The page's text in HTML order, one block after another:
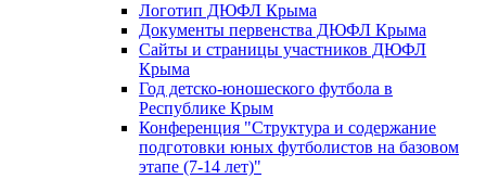
Логотип ДЮФЛ Крыма
Документы первенства ДЮФЛ Крыма
Сайты и страницы участников ДЮФЛ
Крыма
Год детско-юношеского футбола в
Республике Крым
Конференция "Структура и содержание
подготовки юных футболистов на базовом
этапе (7-14 лет)"